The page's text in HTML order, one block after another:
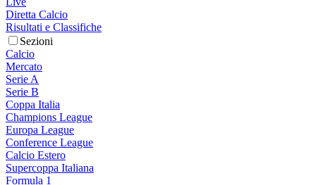
Diretta Calcio
Risultati e Classifiche
Sezioni
Calcio
Mercato
Serie A
Serie B
Coppa Italia
Champions League
Europa League
Conference League
Calcio Estero
Supercoppa Italiana
Formula 1